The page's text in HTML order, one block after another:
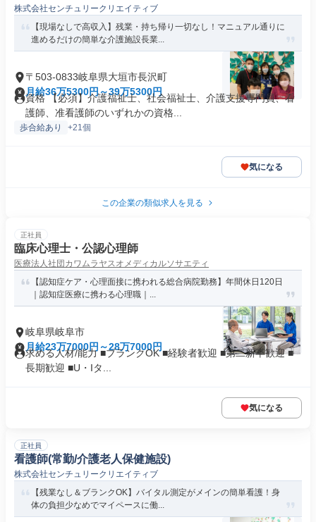
株式会社センチュリークリエイティブ
【現場なしで高収入】残業・持ち帰り一切なし！マニュアル通りに
進めるだけの簡単な介護施設長業...
〒503-0833岐阜県大垣市長沢町
月給36万5300円～39万5300円
資格 【必須】介護福祉士、社会福祉士、介護支援専門員、看
護師、准看護師のいずれかの資格...
歩合給あり +21個
気になる
この企業の類似求人を見る
正社員
臨床心理士・公認心理師
医療法人社団カワムラヤスオメディカルソサエティ
【認知症ケア・心理面接に携われる総合病院勤務】年間休日120日
｜認知症医療に携わる心理職｜...
岐阜県岐阜市
月給23万7000円～28万7000円
求める人材/能力 ■ブランクOK ■経験者歓迎 ■第二新卒歓迎 ■
長期歓迎 ■U・Iタ...
気になる
正社員
看護師(常勤/介護老人保健施設)
株式会社センチュリークリエイティブ
【残業なし＆ブランクOK】バイタル測定がメインの簡単看護！身
体の負担少なめでマイペースに働...